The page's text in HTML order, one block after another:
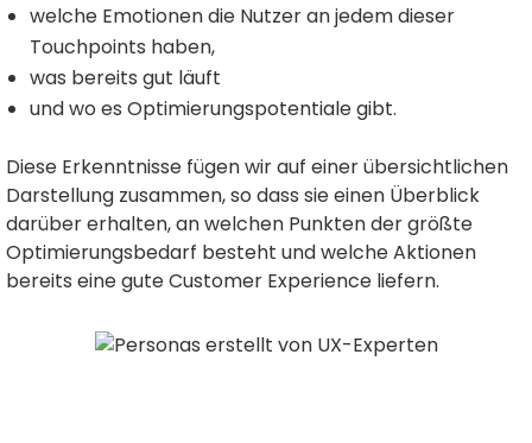
welche Emotionen die Nutzer an jedem dieser
Touchpoints haben,
was bereits gut läuft
und wo es Optimierungspotentiale gibt.
Diese Erkenntnisse fügen wir auf einer übersichtlichen
Darstellung zusammen, so dass sie einen Überblick
darüber erhalten, an welchen Punkten der größte
Optimierungsbedarf besteht und welche Aktionen
bereits eine gute Customer Experience liefern.